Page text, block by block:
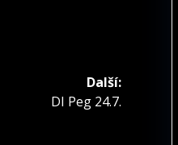
Další:
Další
DI Peg 24.7.